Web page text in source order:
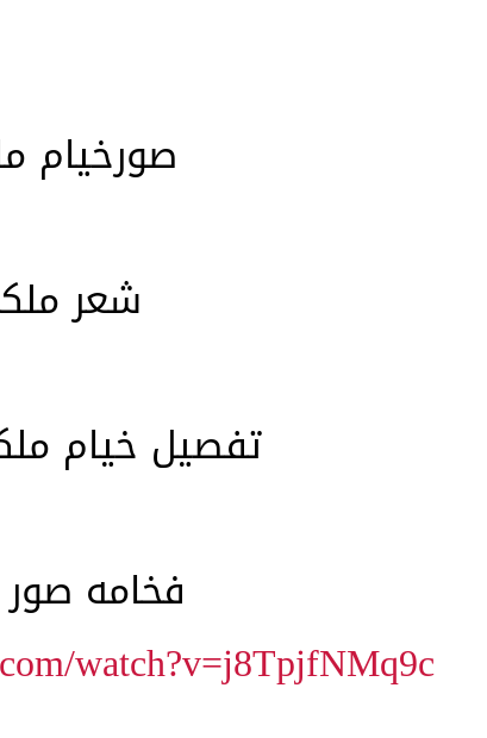
صورخيام
شعر
تفصيل خيام
فخامه
watch?v=j8TpjfNMq9c